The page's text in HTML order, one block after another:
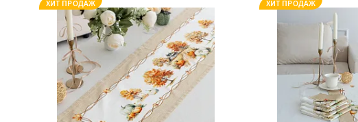
ХИТ ПРОДАЖ ХИТ ПРОДАЖ